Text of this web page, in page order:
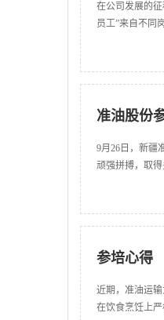
在公司发展的
员工”来自不同
准油股份
9月26日，新疆
顽强拼搏，取
参培心得
近期，准油运
在饮食烹饪上